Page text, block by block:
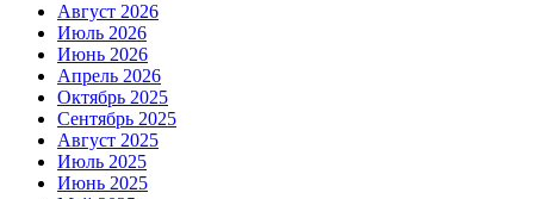
Август 2026
Июль 2026
Июнь 2026
Апрель 2026
Октябрь 2025
Сентябрь 2025
Август 2025
Июль 2025
Июнь 2025